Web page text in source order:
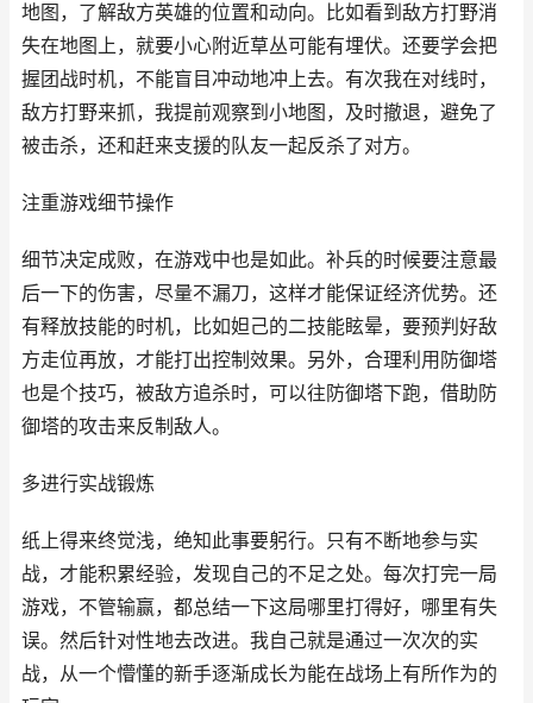
地图，了解敌方英雄的位置和动向。比如看到敌方打野消
失在地图上，就要小心附近草丛可能有埋伏。还要学会把
握团战时机，不能盲目冲动地冲上去。有次我在对线时，
敌方打野来抓，我提前观察到小地图，及时撤退，避免了
被击杀，还和赶来支援的队友一起反杀了对方。
注重游戏细节操作
细节决定成败，在游戏中也是如此。补兵的时候要注意最
后一下的伤害，尽量不漏刀，这样才能保证经济优势。还
有释放技能的时机，比如妲己的二技能眩晕，要预判好敌
方走位再放，才能打出控制效果。另外，合理利用防御塔
也是个技巧，被敌方追杀时，可以往防御塔下跑，借助防
御塔的攻击来反制敌人。
多进行实战锻炼
纸上得来终觉浅，绝知此事要躬行。只有不断地参与实
战，才能积累经验，发现自己的不足之处。每次打完一局
游戏，不管输赢，都总结一下这局哪里打得好，哪里有失
误。然后针对性地去改进。我自己就是通过一次次的实
战，从一个懵懂的新手逐渐成长为能在战场上有所作为的